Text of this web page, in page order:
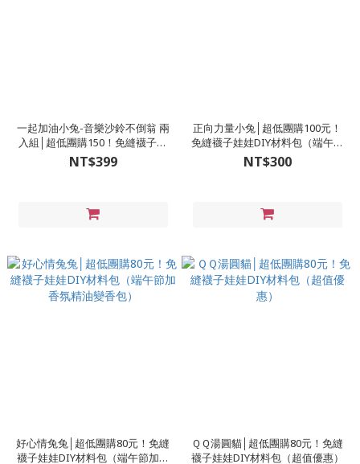
一起加油小兔-音樂沙鈴不倒翁 兩
入組│超低團購150！免縫襪子娃
娃DIY材料包
NT$399
正向力量小兔│超低團購100元！
免縫襪子娃娃DIY材料包（端午節
加香氛精油變香包）
NT$300
好心情兔兔│超低團購80元！免縫
襪子娃娃DIY材料包（端午節加香
ＱＱ湯圓貓│超低團購80元！免縫
襪子娃娃DIY材料包（超值優惠）